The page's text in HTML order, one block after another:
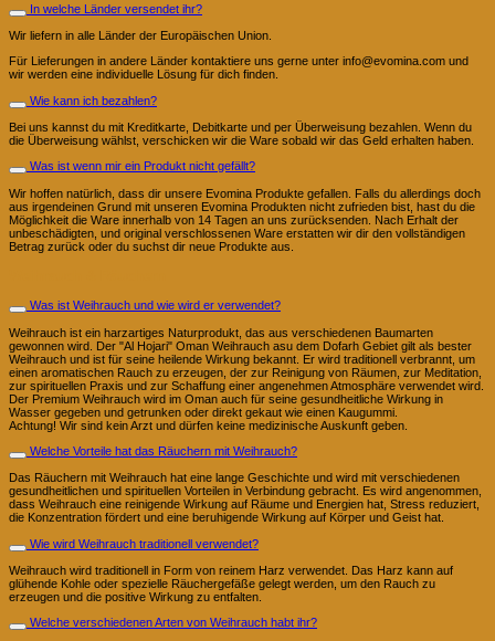
In welche Länder versendet ihr?
Wir liefern in alle Länder der Europäischen Union.
Für Lieferungen in andere Länder kontaktiere uns gerne unter info@evomina.com und
wir werden eine individuelle Lösung für dich finden.
Wie kann ich bezahlen?
Bei uns kannst du mit Kreditkarte, Debitkarte und per Überweisung bezahlen. Wenn du
die Überweisung wählst, verschicken wir die Ware sobald wir das Geld erhalten haben.
Was ist wenn mir ein Produkt nicht gefällt?
Wir hoffen natürlich, dass dir unsere Evomina Produkte gefallen. Falls du allerdings doch
aus irgendeinen Grund mit unseren Evomina Produkten nicht zufrieden bist, hast du die
Möglichkeit die Ware innerhalb von 14 Tagen an uns zurücksenden. Nach Erhalt der
unbeschädigten, und original verschlossenen Ware erstatten wir dir den vollständigen
Betrag zurück oder du suchst dir neue Produkte aus.
Was ist Weihrauch und wie wird er verwendet?
Weihrauch ist ein harzartiges Naturprodukt, das aus verschiedenen Baumarten
gewonnen wird. Der "Al Hojari" Oman Weihrauch asu dem Dofarh Gebiet gilt als bester
Weihrauch und ist für seine heilende Wirkung bekannt. Er wird traditionell verbrannt, um
einen aromatischen Rauch zu erzeugen, der zur Reinigung von Räumen, zur Meditation,
zur spirituellen Praxis und zur Schaffung einer angenehmen Atmosphäre verwendet wird.
Der Premium Weihrauch wird im Oman auch für seine gesundheitliche Wirkung in
Wasser gegeben und getrunken oder direkt gekaut wie einen Kaugummi.
Achtung! Wir sind kein Arzt und dürfen keine medizinische Auskunft geben.
Welche Vorteile hat das Räuchern mit Weihrauch?
Das Räuchern mit Weihrauch hat eine lange Geschichte und wird mit verschiedenen
gesundheitlichen und spirituellen Vorteilen in Verbindung gebracht. Es wird angenommen,
dass Weihrauch eine reinigende Wirkung auf Räume und Energien hat, Stress reduziert,
die Konzentration fördert und eine beruhigende Wirkung auf Körper und Geist hat.
Wie wird Weihrauch traditionell verwendet?
Weihrauch wird traditionell in Form von reinem Harz verwendet. Das Harz kann auf
glühende Kohle oder spezielle Räuchergefäße gelegt werden, um den Rauch zu
erzeugen und die positive Wirkung zu entfalten.
Welche verschiedenen Arten von Weihrauch habt ihr?